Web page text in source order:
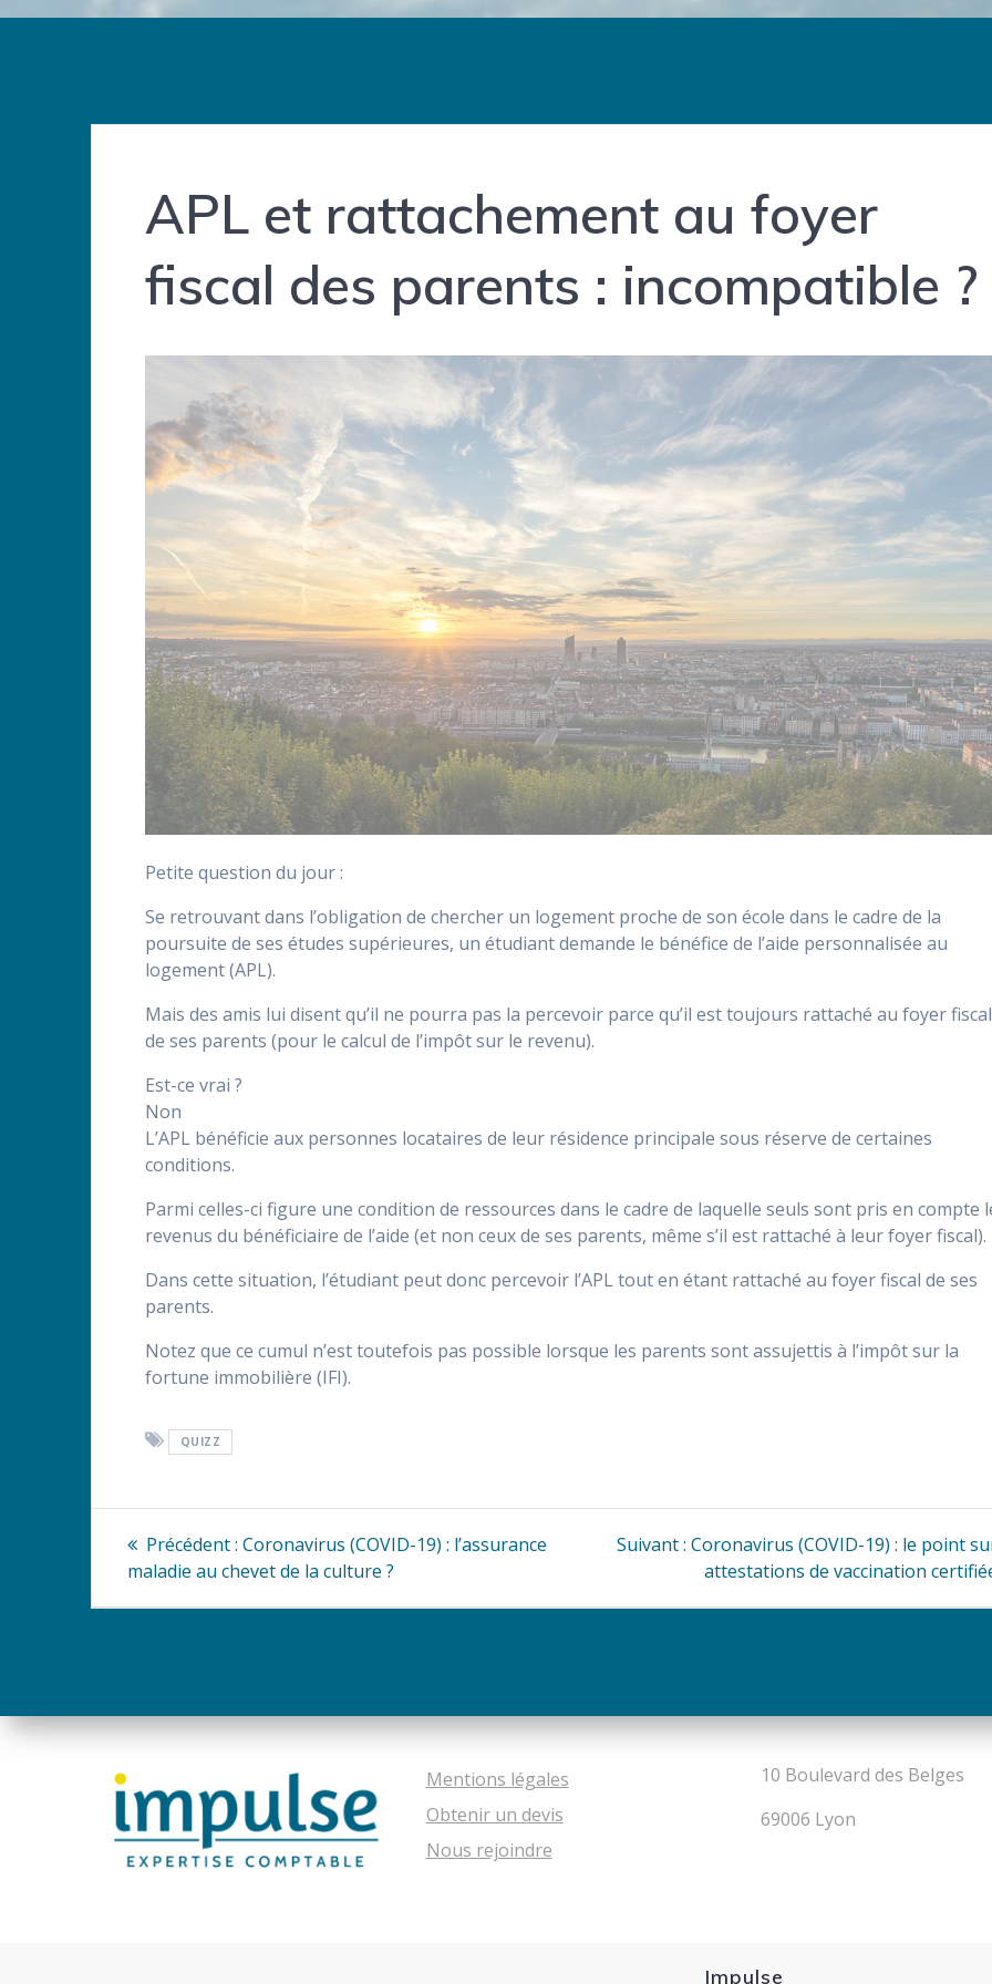
APL et rattachement au foyer
fiscal des parents : incompatible ?
Petite question du jour :
Se retrouvant dans l’obligation de chercher un logement proche de son école dans le cadre de la
poursuite de ses études supérieures, un étudiant demande le bénéfice de l’aide personnalisée au
logement (APL).
Mais des amis lui disent qu’il ne pourra pas la percevoir parce qu’il est toujours rattaché au foyer fiscal
de ses parents (pour le calcul de l’impôt sur le revenu).
Est-ce vrai ?
Non
L’APL bénéficie aux personnes locataires de leur résidence principale sous réserve de certaines
conditions.
Parmi celles-ci figure une condition de ressources dans le cadre de laquelle seuls sont pris en compte
revenus du bénéficiaire de l’aide (et non ceux de ses parents, même s’il est rattaché à leur foyer fiscal).
Dans cette situation, l’étudiant peut donc percevoir l’APL tout en étant rattaché au foyer fiscal de ses
parents.
Notez que ce cumul n’est toutefois pas possible lorsque les parents sont assujettis à l’impôt sur la
fortune immobilière (IFI).
QUIZZ
Navigation
de
Précédent : Article
précédent
Coronavirus (COVID-19) : l’assurance
maladie au chevet de la culture ?
Suivant : Article
suivant
Coronavirus (COVID-19) : le point
attestations de vaccination
Mentions légales
Obtenir un devis
Nous rejoindre
10 Boulevard des Belges
69006 Lyon
Impulse